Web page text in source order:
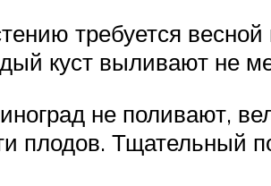
требуется
куст выливают не
не поливают,
плодов. Тщательный